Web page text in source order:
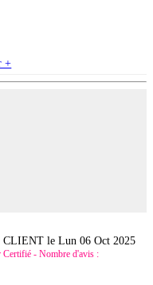
+
CLIENT leLun 06 Oct 2025
Certifié - Nombre d'avis :